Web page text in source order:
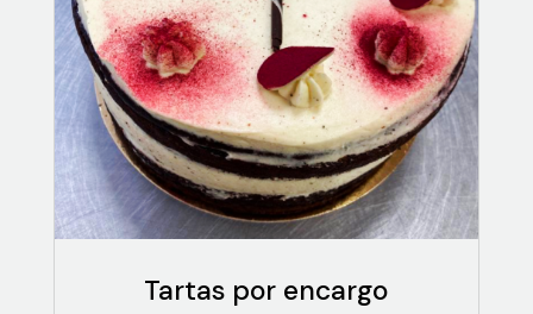
Tartas por encargo